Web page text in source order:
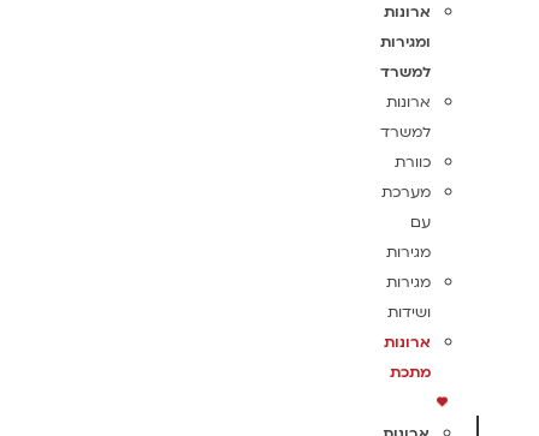
ארונות
ומגירות
למשרד
ארונות
למשרד
כוורת
מערכת
עם
מגירות
מגירות
ושידות
ארונות
מתכת